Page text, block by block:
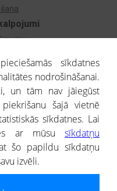
uzņēmumiem
sīkdatnes
nodrošināšanai.
un tām nav jāiegūst
šajā vietnē
sīkdatnes. Lai
ar mūsu sīkdatņu
šo papildu sīkdatņu
izvēli.